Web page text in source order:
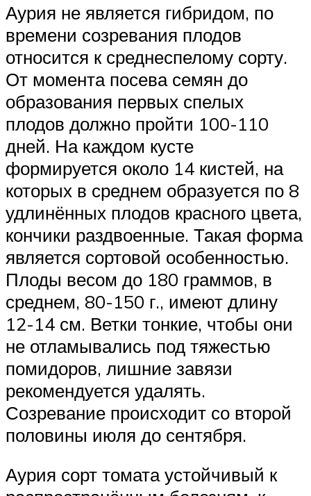
Аурия не является гибридом, по
времени созревания плодов
относится к среднеспелому сорту.
От момента посева семян до
образования первых спелых
плодов должно пройти 100-110
дней. На каждом кусте
формируется около 14 кистей, на
которых в среднем образуется по 8
удлинённых плодов красного цвета,
кончики раздвоенные. Такая форма
является сортовой особенностью.
Плоды весом до 180 граммов, в
среднем, 80-150 г., имеют длину
12-14 см. Ветки тонкие, чтобы они
не отламывались под тяжестью
помидоров, лишние завязи
рекомендуется удалять.
Созревание происходит со второй
половины июля до сентября.
Аурия сорт томата устойчивый к